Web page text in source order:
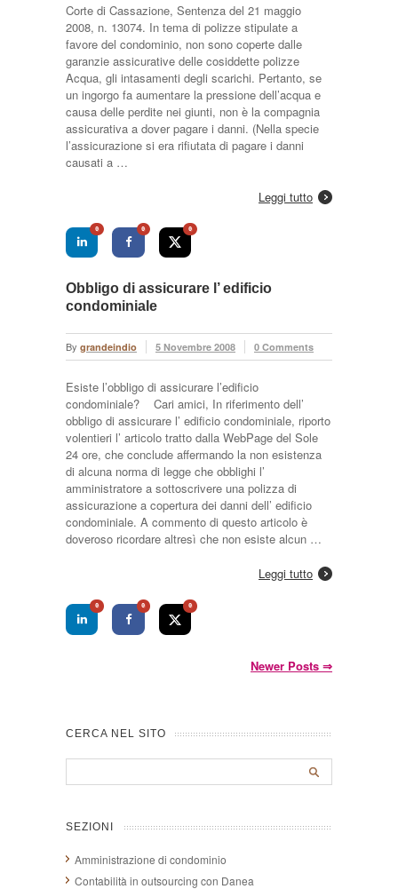
Corte di Cassazione, Sentenza del 21 maggio
2008, n. 13074. In tema di polizze stipulate a
favore del condominio, non sono coperte dalle
garanzie assicurative delle cosiddette polizze
Acqua, gli intasamenti degli scarichi. Pertanto, se
un ingorgo fa aumentare la pressione dell’acqua e
causa delle perdite nei giunti, non è la compagnia
assicurativa a dover pagare i danni. (Nella specie
l’assicurazione si era rifiutata di pagare i danni
causati a …
Leggi tutto
0 0 0
Obbligo di assicurare l’ edificio
condominiale
By grandeindio 5 Novembre 2008 0 Comments
Esiste l’obbligo di assicurare l’edificio
condominiale? Cari amici, In riferimento dell’
obbligo di assicurare l’ edificio condominiale, riporto
volentieri l’ articolo tratto dalla WebPage del Sole
24 ore, che conclude affermando la non esistenza
di alcuna norma di legge che obblighi l’
amministratore a sottoscrivere una polizza di
assicurazione a copertura dei danni dell’ edificio
condominiale. A commento di questo articolo è
doveroso ricordare altresì che non esiste alcun …
Leggi tutto
0 0 0
Newer Posts ⇒
CERCA NEL SITO
SEZIONI
Amministrazione di condominio
Contabilità in outsourcing con Danea